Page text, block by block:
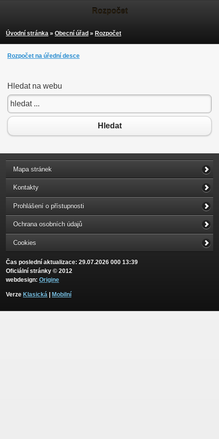
Rozpočet
Úvodní stránka » Obecní úřad » Rozpočet
Rozpočet na úřední desce
Hledat na webu
Hledat
Mapa stránek
Kontakty
Prohlášení o přístupnosti
Ochrana osobních údajů
Cookies
Čas poslední aktualizace: 29.07.2026 000 13:39
Oficiální stránky © 2012
webdesign: Origine
Verze Klasická Mobilní